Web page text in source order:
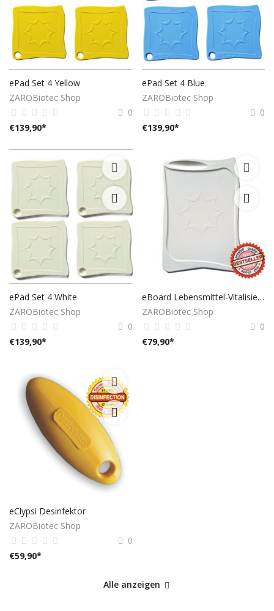
ePad Set 4 Yellow
ZAROBiotec Shop
0
€139,90*
ePad Set 4 Blue
ZAROBiotec Shop
0
€139,90*
ePad Set 4 White
ZAROBiotec Shop
0
€139,90*
eBoard Lebensmittel-Vitalisierer
ZAROBiotec Shop
0
€79,90*
eClypsi Desinfektor
ZAROBiotec Shop
0
€59,90*
Alle anzeigen